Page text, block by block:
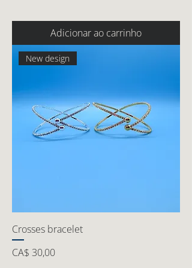
Adicionar ao carrinho
New design
Crosses bracelet
Preço
CA$ 30,00